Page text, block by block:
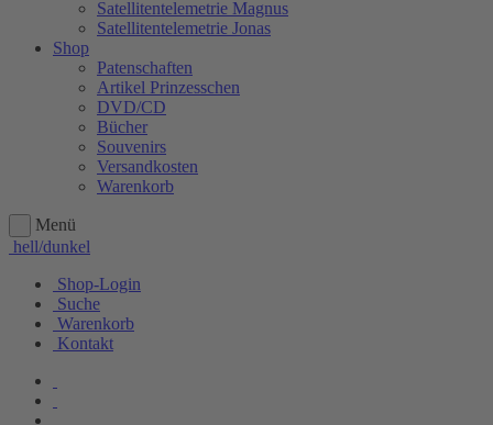
Satellitentelemetrie Magnus
Satellitentelemetrie Jonas
Shop
Patenschaften
Artikel Prinzesschen
DVD/CD
Bücher
Souvenirs
Versandkosten
Warenkorb
Menü
hell/dunkel
Shop-Login
Suche
Warenkorb
Kontakt